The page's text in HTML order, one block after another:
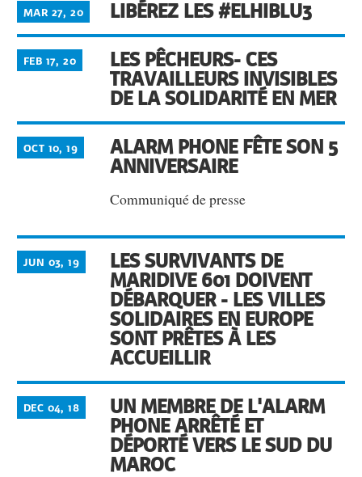
LIBÉREZ LES #ELHIBLU3
MAR 27, 20
LES PÊCHEURS- CES
TRAVAILLEURS INVISIBLES
DE LA SOLIDARITÉ EN MER
FEB 17, 20
ALARM PHONE FÊTE SON 5
ANNIVERSAIRE
OCT 10, 19
Communiqué de presse
LES SURVIVANTS DE
MARIDIVE 601 DOIVENT
DÉBARQUER - LES VILLES
SOLIDAIRES EN EUROPE
SONT PRÊTES À LES
ACCUEILLIR
JUN 03, 19
UN MEMBRE DE L'ALARM
PHONE ARRÊTÉ ET
DÉPORTÉ VERS LE SUD DU
MAROC
DEC 04, 18